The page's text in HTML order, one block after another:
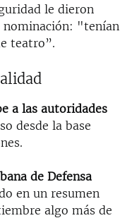
le dieron
nominación: "tenían
teatro”.
a las autoridades
desde la base
de Defensa
en un resumen
algo más de